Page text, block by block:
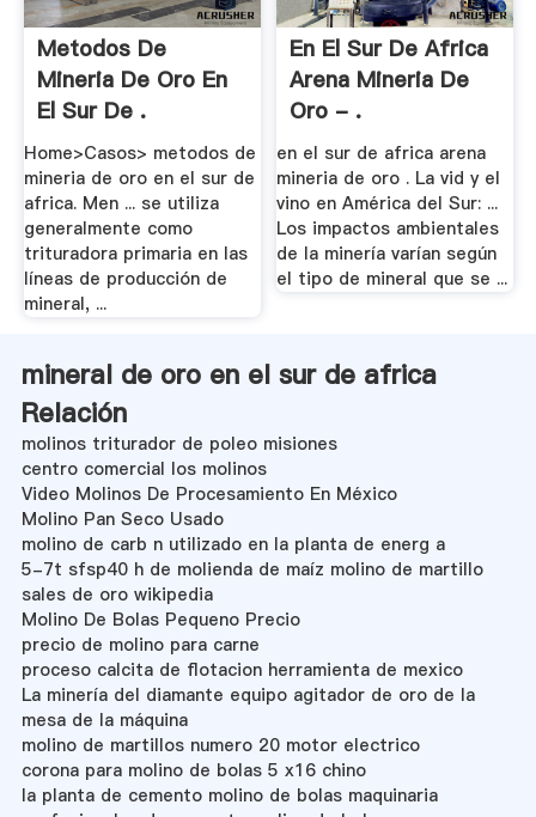
Metodos De
Mineria De Oro En
El Sur De .
Home>Casos> metodos de
mineria de oro en el sur de
africa. Men ... se utiliza
generalmente como
trituradora primaria en las
líneas de producción de
mineral, ...
En El Sur De Africa
Arena Mineria De
Oro - .
en el sur de africa arena
mineria de oro . La vid y el
vino en América del Sur: ...
Los impactos ambientales
de la minería varían según
el tipo de mineral que se ...
mineral de oro en el sur de africa
Relación
molinos triturador de poleo misiones
centro comercial los molinos
Video Molinos De Procesamiento En México
Molino Pan Seco Usado
molino de carb n utilizado en la planta de energ a
5-7t sfsp40 h de molienda de maíz molino de martillo
sales de oro wikipedia
Molino De Bolas Pequeno Precio
precio de molino para carne
proceso calcita de flotacion herramienta de mexico
La minería del diamante equipo agitador de oro de la
mesa de la máquina
molino de martillos numero 20 motor electrico
corona para molino de bolas 5 x16 chino
la planta de cemento molino de bolas maquinaria